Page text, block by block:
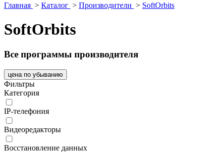
Главная > Каталог > Производители > SoftOrbits
SoftOrbits
Все программы производителя
цена по убыванию
Фильтры
Категория
IP-телефония
Видеоредакторы
Восстановление данных